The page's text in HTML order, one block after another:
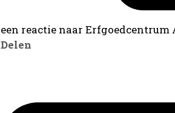
een reactie naar
Delen